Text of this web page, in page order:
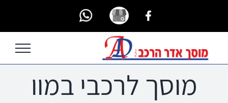
content
Custom
Custom
Custom
מוסך לרכבי במוו